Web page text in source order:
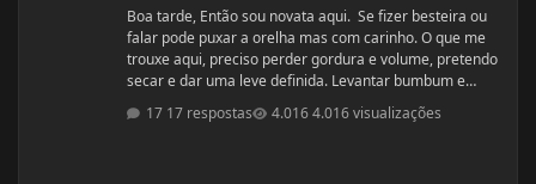
Boa tarde, Então sou novata aqui. Se fizer besteira ou
falar pode puxar a orelha mas com carinho. O que me
trouxe aqui, preciso perder gordura e volume, pretendo
secar e dar uma leve definida. Levantar bumbum e
secar barriguinha, ganha forma nas pernas, costas e
braços, mas nada muito musculoso ou a ponto de
17 respostas 4.016 visualizações